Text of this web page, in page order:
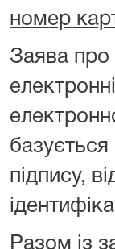
номер
Заява про
базується
підпису,
Разом із